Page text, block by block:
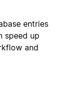
entries
speed up
and